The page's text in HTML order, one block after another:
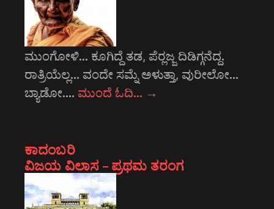
ಮುಂಗೋಳಿ... ಕೂಗಿದ್ದೆ ತಡ, ಪೆರ್‍ಲಜ್ಜ ದಿಡಿಗ್ಗನೆದ್ದ.
ರಾತ್ರಿಯೆಲ್ಲ... ವಂದೇ ಸಮ್ನೆ ಅಳುತ್ತಾ, ವುರೀಲೋ...
ಬ್ಯಾಡೋ.… ಮುಂದೆ ಓದಿ… →
ಕಾದಂಬರಿ
ವಿಜಯ ವಿಲಾಸ – ಪ್ರಥಮ ತರಂಗ